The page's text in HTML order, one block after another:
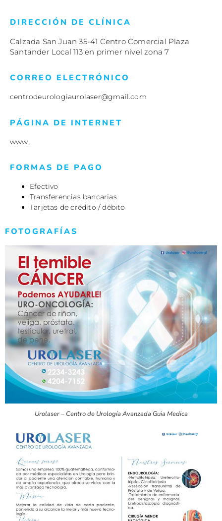
DIRECCIÓN DE CLÍNICA
Calzada San Juan 35-41 Centro Comercial Plaza
Santander Local 113 en primer nivel zona 7
CORREO ELECTRÓNICO
centrodeurologiaurolaser@gmail.com
PÁGINA DE INTERNET
www.
FORMAS DE PAGO
Efectivo
Transferencias bancarias
Tarjetas de crédito / débito
FOTOGRAFÍAS
Urolaser – Centro de Urología Avanzada Guia Medica